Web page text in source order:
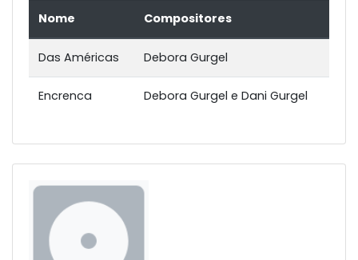
Nome Compositores
Das Américas Debora Gurgel
Encrenca Debora Gurgel e Dani Gurgel